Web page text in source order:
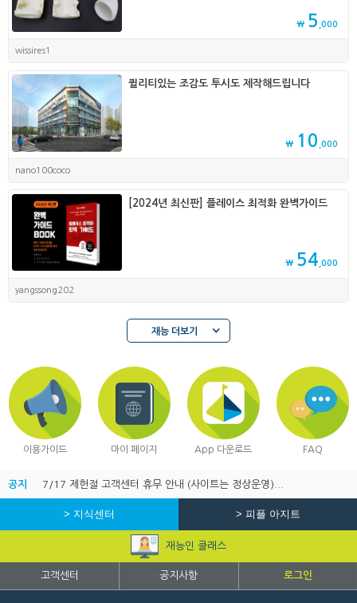
₩ 5 ,000
wissires1
퀼리티있는 조감도 투시도 제작해드립니다
₩ 10 ,000
nano100coco
[2024년 최신판] 플레이스 최적화 완벽가이드
₩ 54,000
yangssong202
재능 더보기
이용가이드 마이 페이지 App 다운로드 FAQ
공지 7/17 제헌절 고객센터 휴무 안내 (사이트는 정상운영)...
> 지식센터 > 피플 아지트
재능인 클래스
고객센터 공지사항 로그인